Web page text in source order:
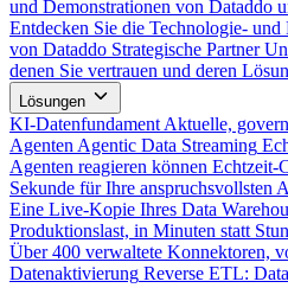
und Demonstrationen von Dataddo
Entdecken Sie die Technologie- und
von Dataddo Strategische Partner
denen Sie vertrauen und deren
Lösungen
KI-Datenfundament Aktuelle,
Agenten Agentic Data Streaming
Agenten reagieren können Echtzeit-
Sekunde für Ihre anspruchsvollsten
Eine Live-Kopie Ihres Data
Produktionslast, in Minuten statt
Über 400 verwaltete Konnektoren,
Datenaktivierung Reverse ETL: